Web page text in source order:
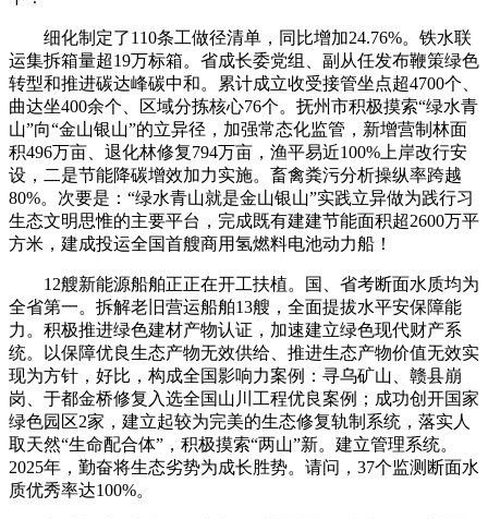
细化制定了110条工做径清单，同比增加24.76%。铁水联
运集拆箱量超19万标箱。省成长委党组、副从任发布鞭策绿色
转型和推进碳达峰碳中和。累计成立收受接管坐点超4700个、
曲达坐400余个、区域分拣核心76个。抚州市积极摸索“绿水青
山”向“金山银山”的立异径，加强常态化监管，新增营制林面
积496万亩、退化林修复794万亩，渔平易近100%上岸改行安
设，二是节能降碳增效加力实施。畜禽粪污分析操纵率跨越
80%。次要是：“绿水青山就是金山银山”实践立异做为践行习
生态文明思惟的主要平台，完成既有建建节能面积超2600万平
方米，建成投运全国首艘商用氢燃料电池动力船！
12艘新能源船舶正正在开工扶植。国、省考断面水质均为
全省第一。拆解老旧营运船舶13艘，全面提拔水平安保障能
力。积极推进绿色建材产物认证，加速建立绿色现代财产系
统。以保障优良生态产物无效供给、推进生态产物价值无效实
现为方针，好比，构成全国影响力案例：寻乌矿山、赣县崩
岗、于都金桥修复入选全国山川工程优良案例；成功创开国家
绿色园区2家，建立起较为完美的生态修复轨制系统，落实人
取天然“生命配合体”，积极摸索“两山”新。建立管理系统。
2025年，勤奋将生态劣势为成长胜势。请问，37个监测断面水
质优秀率达100%。